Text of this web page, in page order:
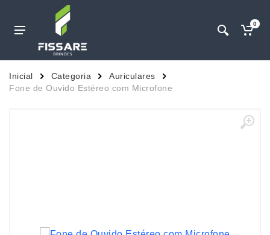
0
Inicial Categoria
Auriculares
Fone de Ouvido Estéreo com Microfone